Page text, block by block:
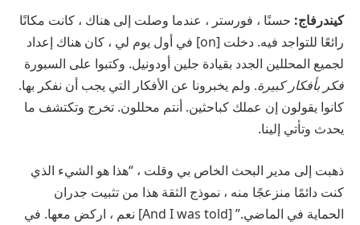
كيندرفاج: حسنًا ، فورستر ، عندما وصلت إلى هناك ، كانت مكانًا
رائعًا للتواجد فيه. دخلت [on] في أول يوم لي ، كان هناك إعداد
لجميع المحللين الجدد بقيادة جلين أودونيل. وكتبوا على السبورة
فكر بأفكار كبيرة. ولم يخبرونا عن الأفكار التي يجب أن نفكر بها.
كانوا يقولون إن عملك كباحثين. أنتم محللون. تخرج وتكتشف ما
يحدث وتأتي إلينا.
ذهبت إلى مدير البحث الخاص بي وقلت ، “هذا هو الشيء الذي
كنت دائمًا منزعجًا منه ، نموذج الثقة هذا من تثبيت جدران
الحماية في الماضي.” [And I was told] نعم ، اركض معها. في